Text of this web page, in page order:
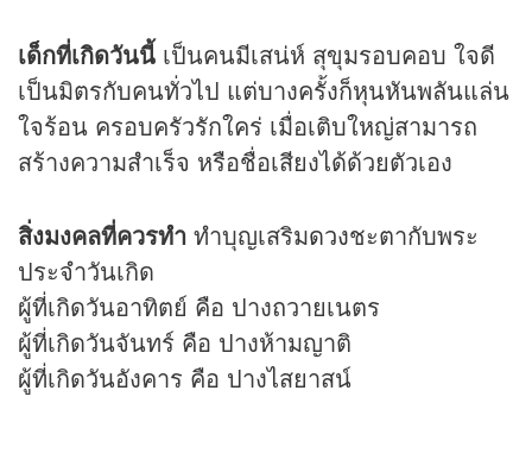
เด็กที่เกิดวันนี้ เป็นคนมีเสน่ห์ สุขุมรอบคอบ ใจดี
เป็นมิตรกับคนทั่วไป แต่บางครั้งก็หุนหันพลันแล่น
ใจร้อน ครอบครัวรักใคร่ เมื่อเติบใหญ่สามารถ
สร้างความสำเร็จ หรือชื่อเสียงได้ด้วยตัวเอง
สิ่งมงคลที่ควรทำ ทำบุญเสริมดวงชะตากับพระ
ประจำวันเกิด
ผู้ที่เกิดวันอาทิตย์ คือ ปางถวายเนตร
ผู้ที่เกิดวันจันทร์ คือ ปางห้ามญาติ
ผู้ที่เกิดวันอังคาร คือ ปางไสยาสน์